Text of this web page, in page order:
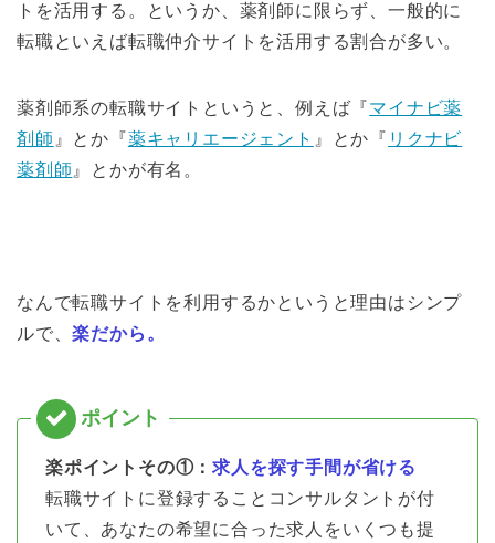
トを活用する。というか、薬剤師に限らず、一般的に
転職といえば転職仲介サイトを活用する割合が多い。
薬剤師系の転職サイトというと、例えば『マイナビ薬
剤師 』とか『薬キャリエージェント 』とか『 リクナビ
薬剤師 』とかが有名。
なんで転職サイトを利用するかというと理由はシンプ
ルで、楽だから。
楽ポイントその①：求人を探す手間が省ける
転職サイトに登録することコンサルタントが付
いて、あなたの希望に合った求人をいくつも提